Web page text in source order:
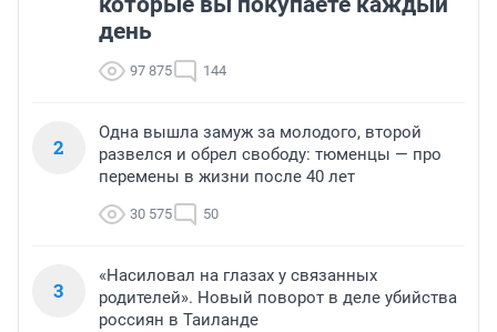
день
97 875 144
2
Одна вышла замуж за молодого, второй
развелся и обрел свободу: тюменцы — про
перемены в жизни после 40 лет
30 575 50
3
«Насиловал на глазах у связанных
родителей». Новый поворот в деле убийства
россиян в Таиланде